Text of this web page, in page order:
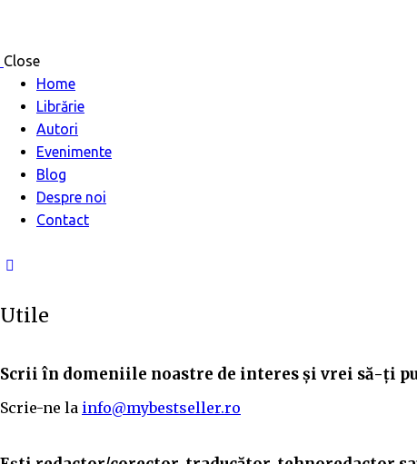
Close
Home
Librărie
Autori
Evenimente
Blog
Despre noi
Contact
Utile
Scrii în domeniile noastre de interes și vrei să-ți
Scrie-ne la info@mybestseller.ro